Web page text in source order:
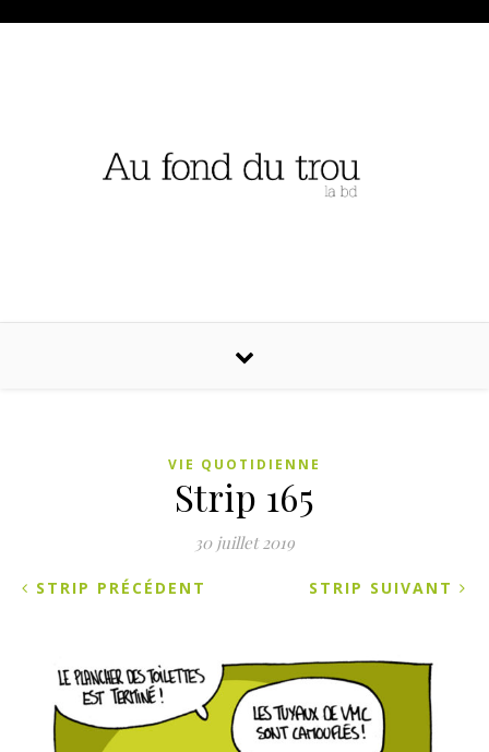
VIE QUOTIDIENNE
Strip 165
30 juillet 2019
STRIP SUIVANT
STRIP PRÉCÉDENT